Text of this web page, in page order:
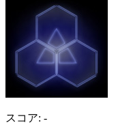
スコア: -